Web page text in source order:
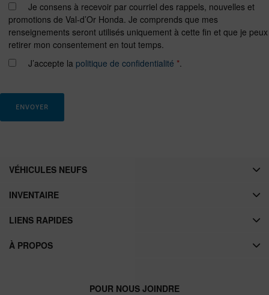
Je consens à recevoir par courriel des rappels, nouvelles et
promotions de Val-d’Or Honda. Je comprends que mes
renseignements seront utilisés uniquement à cette fin et que je peux
retirer mon consentement en tout temps.
J’accepte la politique de confidentialité *.
POUR NOUS JOINDRE
VÉHICULES NEUFS
INVENTAIRE
LIENS RAPIDES
À PROPOS